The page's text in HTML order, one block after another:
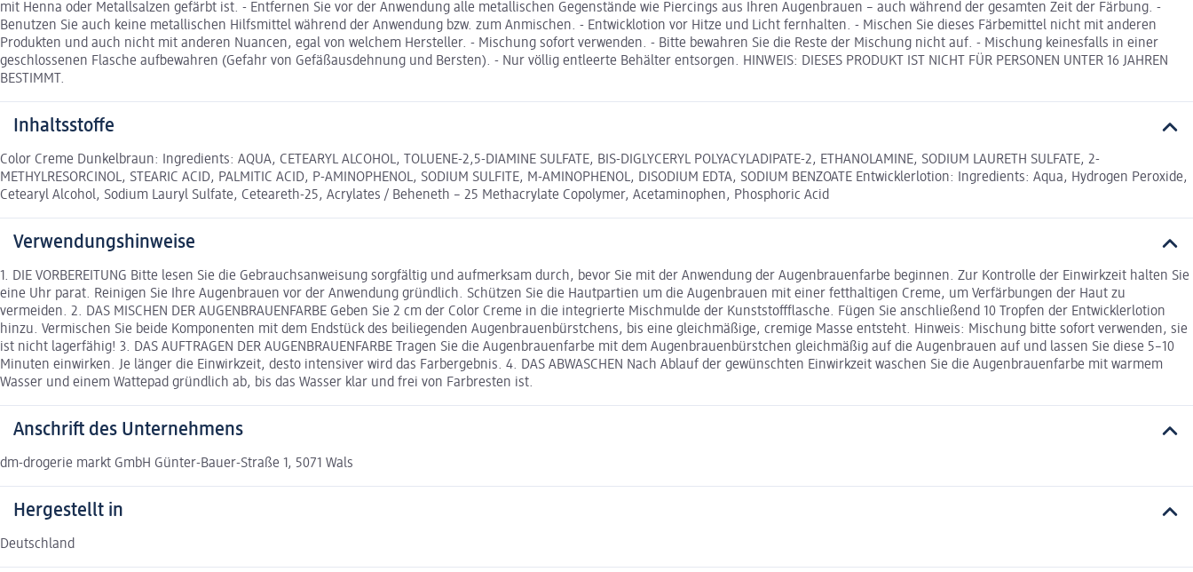
mit Henna oder Metallsalzen gefärbt ist. - Entfernen Sie vor der Anwendung alle metallischen Gegenstände wie Piercings aus Ihren Augenbrauen – auch während der gesamten Zeit der Färbung. -
Benutzen Sie auch keine metallischen Hilfsmittel während der Anwendung bzw. zum Anmischen. - Entwicklotion vor Hitze und Licht fernhalten. - Mischen Sie dieses Färbemittel nicht mit anderen
Produkten und auch nicht mit anderen Nuancen, egal von welchem Hersteller. - Mischung sofort verwenden. - Bitte bewahren Sie die Reste der Mischung nicht auf. - Mischung keinesfalls in einer
geschlossenen Flasche aufbewahren (Gefahr von Gefäßausdehnung und Bersten). - Nur völlig entleerte Behälter entsorgen. HINWEIS: DIESES PRODUKT IST NICHT FÜR PERSONEN UNTER 16 JAHREN
BESTIMMT.
Inhaltsstoffe
Color Creme Dunkelbraun: Ingredients: AQUA, CETEARYL ALCOHOL, TOLUENE-2,5-DIAMINE SULFATE, BIS-DIGLYCERYL POLYACYLADIPATE-2, ETHANOLAMINE, SODIUM LAURETH SULFATE, 2-
METHYLRESORCINOL, STEARIC ACID, PALMITIC ACID, P-AMINOPHENOL, SODIUM SULFITE, M-AMINOPHENOL, DISODIUM EDTA, SODIUM BENZOATE Entwicklerlotion: Ingredients: Aqua, Hydrogen Peroxide,
Cetearyl Alcohol, Sodium Lauryl Sulfate, Ceteareth-25, Acrylates / Beheneth – 25 Methacrylate Copolymer, Acetaminophen, Phosphoric Acid
Verwendungshinweise
1. DIE VORBEREITUNG Bitte lesen Sie die Gebrauchsanweisung sorgfältig und aufmerksam durch, bevor Sie mit der Anwendung der Augenbrauenfarbe beginnen. Zur Kontrolle der Einwirkzeit halten Sie
eine Uhr parat. Reinigen Sie Ihre Augenbrauen vor der Anwendung gründlich. Schützen Sie die Hautpartien um die Augenbrauen mit einer fett­haltigen Creme, um Verfärbungen der Haut zu
vermeiden. 2. DAS MISCHEN DER AUGENBRAUENFARBE Geben Sie 2 cm der Color Creme in die integrierte Mischmulde der Kunststoffflasche. Fügen Sie anschließend 10 Tropfen der Entwicklerlotion
hinzu. Vermischen Sie beide Komponenten mit dem Endstück des beiliegenden Augenbrauenbürstchens, bis eine gleichmäßige, cremige Masse entsteht. Hinweis: Mischung bitte sofort verwenden, sie
ist nicht lagerfähig! 3. DAS AUFTRAGEN DER AUGENBRAUENFARBE Tragen Sie die Augenbrauenfarbe mit dem Augenbrauenbürstchen gleichmäßig auf die Augenbrauen auf und lassen Sie diese 5–10
Minuten einwirken. Je länger die Einwirkzeit, desto intensiver wird das Farbergebnis. 4. DAS ABWASCHEN Nach Ablauf der gewünschten Einwirkzeit waschen Sie die Augenbrauenfarbe mit warmem
Wasser und einem Wattepad gründlich ab, bis das Wasser klar und frei von Farbresten ist.
Anschrift des Unternehmens
dm-drogerie markt GmbH Günter-Bauer-Straße 1, 5071 Wals
Hergestellt in
Deutschland